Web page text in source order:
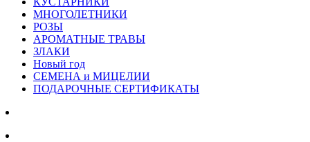
МНОГОЛЕТНИКИ
РОЗЫ
АРОМАТНЫЕ ТРАВЫ
ЗЛАКИ
Новый год
СЕМЕНА и МИЦЕЛИИ
ПОДАРОЧНЫЕ СЕРТИФИКАТЫ